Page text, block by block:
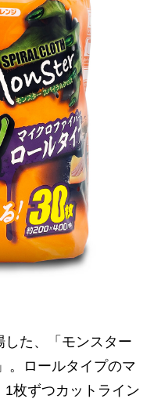
た、「モンスター
。ロールタイプのマ
枚ずつカットライン